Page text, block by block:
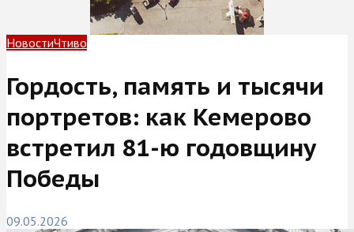
НовостиЧтиво
Гордость, память и тысячи
портретов: как Кемерово
встретил 81-ю годовщину
Победы
09.05.2026